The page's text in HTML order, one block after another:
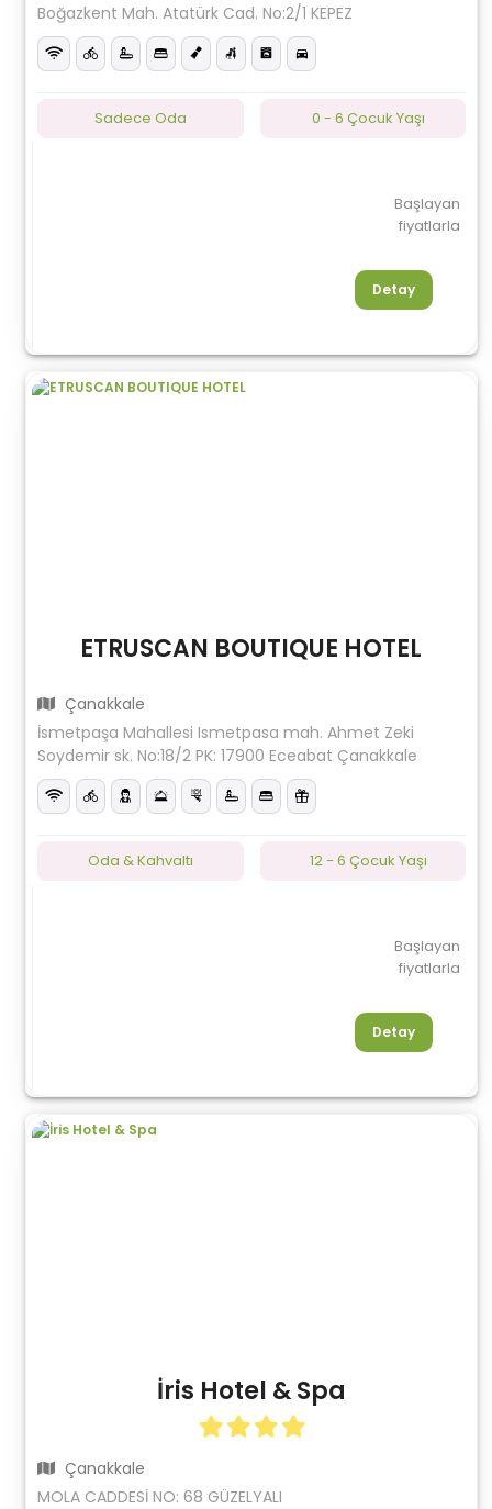
Boğazkent Mah. Atatürk Cad. No:2/1 KEPEZ
Sadece Oda 0 - 6 Çocuk Yaşı
Başlayan
fiyatlarla
Detay
ETRUSCAN BOUTIQUE HOTEL
Çanakkale
İsmetpaşa Mahallesi Ismetpasa mah. Ahmet Zeki
Soydemir sk. No:18/2 PK: 17900 Eceabat Çanakkale
Oda & Kahvaltı 12 - 6 Çocuk Yaşı
Başlayan
fiyatlarla
Detay
İris Hotel & Spa
Çanakkale
MOLA CADDESİ NO: 68 GÜZELYALI